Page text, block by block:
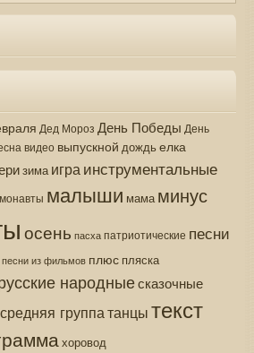
Дед Мороз День Победы День
видео выпускной дождь елка
зима играинструментальные
малыши мама минус
осень пасха патриотические песни
песни из фильмов плюс пляска
народныесказочные
средняя группатанцытекст
хоровод